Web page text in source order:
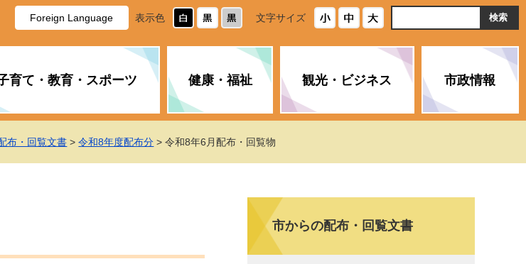
Foreign Language 表示色 文字サイズ
ト
索
病 防災
水道・下水道・浄化槽
ペット・動物・環境
育て・教育・スポーツ
生涯学習
健康・福祉
計画
新型コロナウイルス感染症に
ついて
観光・ビジネス
すること 商工業
市政情報
市役所ご案内
情報公開と個人情報保護制度
市へのご意見・パブリックコ
メント
布・回覧文書 >令和8年度配布分 > 令和8年6月配布・回覧物
市からの配布・回覧文書